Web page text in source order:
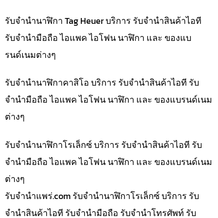
รับจำนำนาฬิกา Tag Heuer บริการ รับจำนำสินค้าไอที
รับจำนำมือถือ ไอแพค ไอโฟน นาฬิกา และ ของแบ
รนด์เนมต่างๆ
รับจำนำนาฬิกาคาสิโอ บริการ รับจำนำสินค้าไอที รับ
จำนำมือถือ ไอแพค ไอโฟน นาฬิกา และ ของแบรนด์เนม
ต่างๆ
รับจำนำนาฬิกาโรเล็กซ์ บริการ รับจำนำสินค้าไอที รับ
จำนำมือถือ ไอแพค ไอโฟน นาฬิกา และ ของแบรนด์เนม
ต่างๆ
รับจํานําแพร่.com รับจำนำนาฬิกาโรเล็กซ์ บริการ รับ
จำนำสินค้าไอที รับจำนำมือถือ รับจำนำโทรศัพท์ รับ